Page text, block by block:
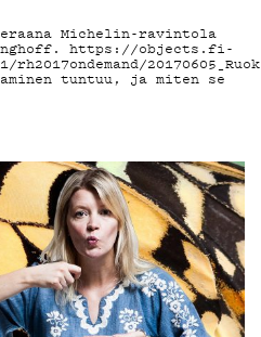
Michelin-ravintola
https://objects.fi-
tuntuu, ja miten se